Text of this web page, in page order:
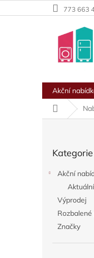
na
773 663
Akční
Domů
kategorie
Kategorie
Akční
Výprodej
Značky